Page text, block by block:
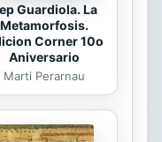
Guardiola. La
Metamorfosis.
Corner 10o
Aniversario
Marti Perarnau